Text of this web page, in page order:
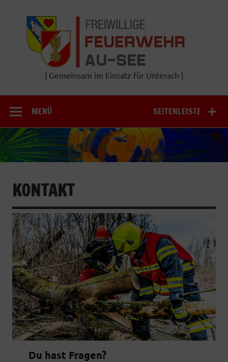
springen
| Gemeinsam im Einsatz für Unterach |
SEITENLEISTE
MENÜ
KONTAKT
Du hast Fragen?